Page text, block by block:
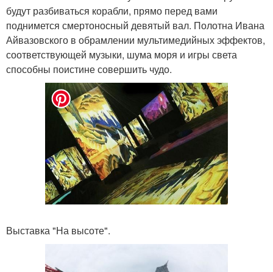
будут разбиваться корабли, прямо перед вами
поднимется смертоносный девятый вал. Полотна Ивана
Айвазовского в обрамлении мультимедийных эффектов,
соответствующей музыки, шума моря и игры света
способны поистине совершить чудо.
Выставка "На высоте".